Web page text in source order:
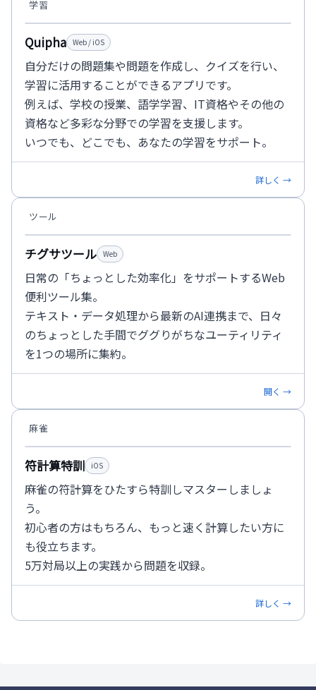
学習
Quipha Web / iOS
自分だけの問題集や問題を作成し、クイズを行い、
学習に活用することができるアプリです。
例えば、学校の授業、語学学習、IT資格やその他の
資格など多彩な分野での学習を支援します。
いつでも、どこでも、あなたの学習をサポート。
詳しく →
ツール
チグサツール Web
日常の「ちょっとした効率化」をサポートするWeb
便利ツール集。
テキスト・データ処理から最新のAI連携まで、日々
のちょっとした手間でググりがちなユーティリティ
を1つの場所に集約。
開く →
麻雀
符計算特訓 iOS
麻雀の符計算をひたすら特訓しマスターしましょ
う。
初心者の方はもちろん、もっと速く計算したい方に
も役立ちます。
5万対局以上の実践から問題を収録。
詳しく →